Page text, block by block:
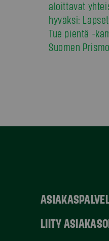
aloittavat
hyväksi:
Tue pientä -
Suomen
LIITY